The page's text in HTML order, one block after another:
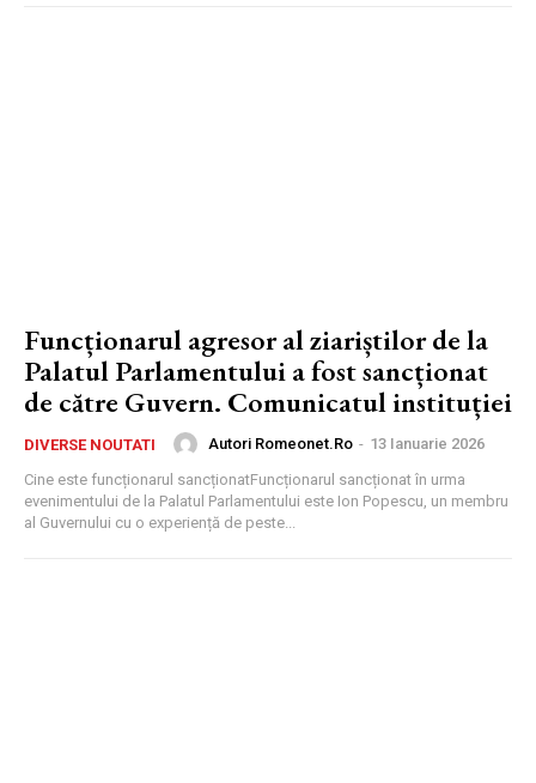
Funcționarul agresor al ziariștilor de la
Palatul Parlamentului a fost sancționat
de către Guvern. Comunicatul instituției
DIVERSE NOUTATI Autori Romeonet.ro - 13 Ianuarie 2026
Cine este funcționarul sancționatFuncționarul sancționat în urma
evenimentului de la Palatul Parlamentului este Ion Popescu, un membru
al Guvernului cu o experiență de peste...